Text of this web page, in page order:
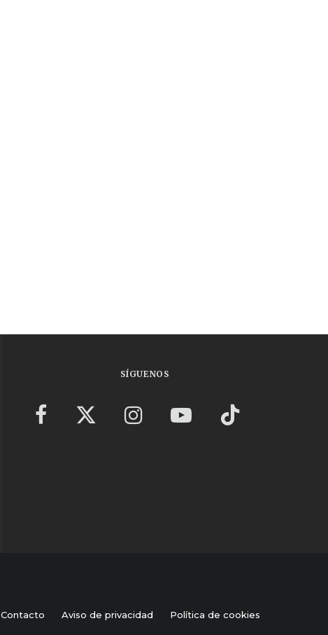
SÍGUENOS
Contacto Aviso de privacidad Política de cookies